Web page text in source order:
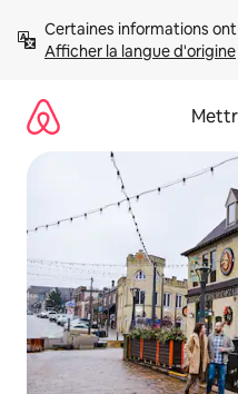
directement
Afficher la langue d'origine